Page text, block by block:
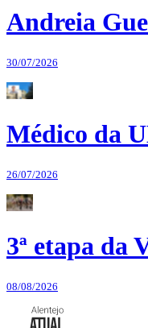
Andreia
30/07/2026
Médico da
26/07/2026
3ª etapa da
08/08/2026